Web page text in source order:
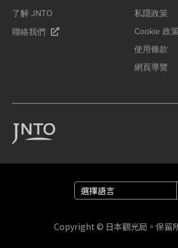
了解 JNTO
聯絡我們
私隱政策
Cookie 政策
使用條款
網頁導覽
Copyright © 日本觀光局。保留